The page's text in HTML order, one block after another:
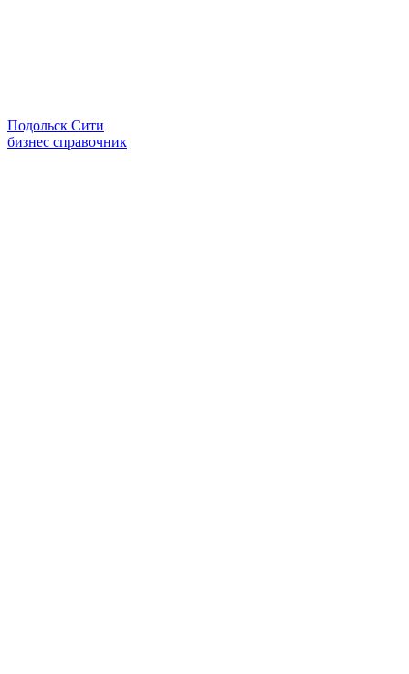
Подольск Сити
бизнес справочник